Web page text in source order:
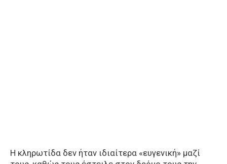
Η κληρωτίδα δεν ήταν ιδιαίτερα «ευγενική» μαζί